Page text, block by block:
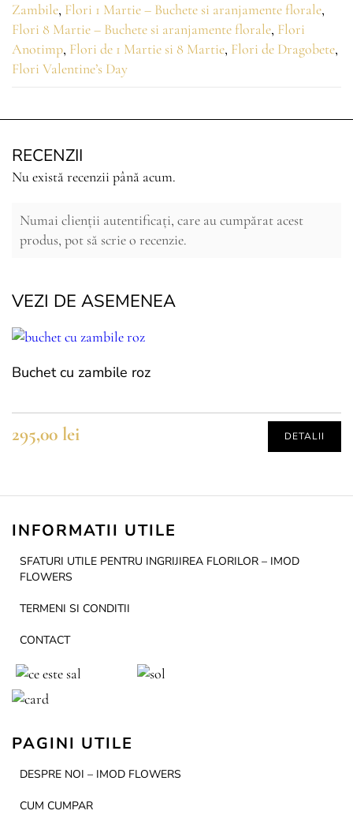
Zambile, Flori 1 Martie – Buchete si aranjamente florale,
Flori 8 Martie – Buchete si aranjamente florale, Flori
Anotimp, Flori de 1 Martie si 8 Martie, Flori de Dragobete,
Flori Valentine’s Day
RECENZII
Nu există recenzii până acum.
Numai clienții autentificați, care au cumpărat acest
produs, pot să scrie o recenzie.
VEZI DE ASEMENEA
Buchet cu zambile roz
295,00 lei DETALII
INFORMATII UTILE
SFATURI UTILE PENTRU INGRIJIREA FLORILOR – IMOD
FLOWERS
TERMENI SI CONDITII
CONTACT
PAGINI UTILE
DESPRE NOI – IMOD FLOWERS
CUM CUMPAR